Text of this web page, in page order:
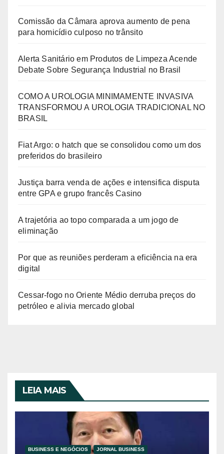
Comissão da Câmara aprova aumento de pena
para homicídio culposo no trânsito
Alerta Sanitário em Produtos de Limpeza Acende
Debate Sobre Segurança Industrial no Brasil
COMO A UROLOGIA MINIMAMENTE INVASIVA
TRANSFORMOU A UROLOGIA TRADICIONAL NO
BRASIL
Fiat Argo: o hatch que se consolidou como um dos
preferidos do brasileiro
Justiça barra venda de ações e intensifica disputa
entre GPA e grupo francês Casino
A trajetória ao topo comparada a um jogo de
eliminação
Por que as reuniões perderam a eficiência na era
digital
Cessar-fogo no Oriente Médio derruba preços do
petróleo e alivia mercado global
LEIA MAIS
BUSINESS E NEGÓCIOS JORNAL BUSINESS